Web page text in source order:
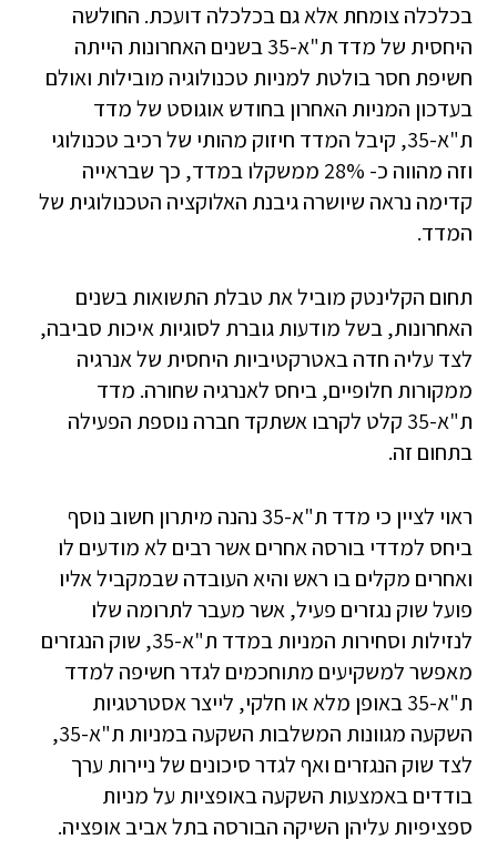
בכלכלה צומחת אלא גם בכלכלה דועכת. החולשה
היחסית של מדד ת"א-35 בשנים האחרונות הייתה
חשיפת חסר בולטת למניות טכנולוגיה מובילות ואולם
בעדכון המניות האחרון בחודש אוגוסט של מדד
ת"א-35, קיבל המדד חיזוק מהותי של רכיב טכנולוגי
וזה מהווה כ- 28% ממשקלו במדד, כך שבראייה
קדימה נראה שיושרה גיבנת האלוקציה הטכנולוגית של
המדד.
תחום הקלינטק מוביל את טבלת התשואות בשנים
האחרונות, בשל מודעות גוברת לסוגיות איכות סביבה,
לצד עליה חדה באטרקטיביות היחסית של אנרגיה
ממקורות חלופיים, ביחס לאנרגיה שחורה. מדד
ת"א-35 קלט לקרבו אשתקד חברה נוספת הפעילה
בתחום זה.
ראוי לציין כי מדד ת"א-35 נהנה מיתרון חשוב נוסף
ביחס למדדי בורסה אחרים אשר רבים לא מודעים לו
ואחרים מקלים בו ראש והיא העובדה שבמקביל אליו
פועל שוק נגזרים פעיל, אשר מעבר לתרומה שלו
לנזילות וסחירות המניות במדד ת"א-35, שוק הנגזרים
מאפשר למשקיעים מתוחכמים לגדר חשיפה למדד
ת"א-35 באופן מלא או חלקי, לייצר אסטרטגיות
השקעה מגוונות המשלבות השקעה במניות ת"א-35,
לצד שוק הנגזרים ואף לגדר סיכונים של ניירות ערך
בודדים באמצעות השקעה באופציות על מניות
ספציפיות עליהן השיקה הבורסה בתל אביב אופציה.